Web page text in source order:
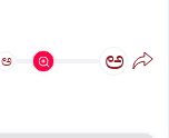
ಅ ಅ